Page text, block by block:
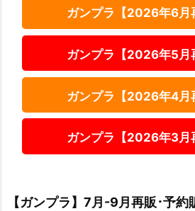
ガンプラ【2026年6月
ガンプラ【2026年5月
ガンプラ【2026年4月
ガンプラ【2026年3月
【ガンプラ】7月-9月再販･予約